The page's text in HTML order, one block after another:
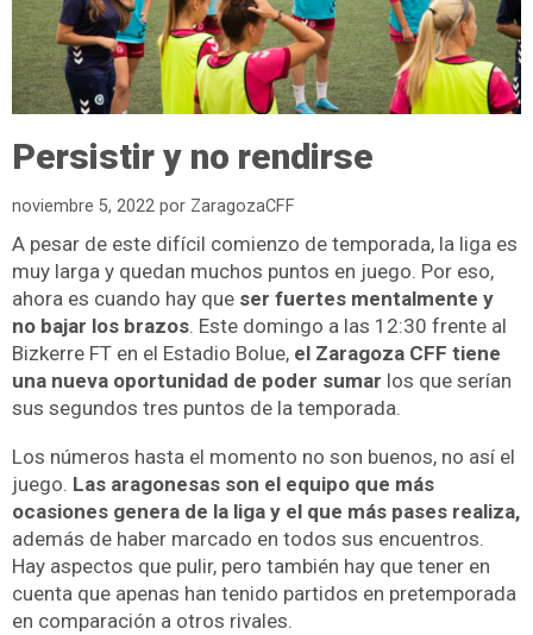
Persistir y no rendirse
noviembre 5, 2022 por ZaragozaCFF
A pesar de este difícil comienzo de temporada, la liga es
muy larga y quedan muchos puntos en juego. Por eso,
ahora es cuando hay que ser fuertes mentalmente y
no bajar los brazos. Este domingo a las 12:30 frente al
Bizkerre FT en el Estadio Bolue, el Zaragoza CFF tiene
una nueva oportunidad de poder sumar los que serían
sus segundos tres puntos de la temporada.
Los números hasta el momento no son buenos, no así el
juego. Las aragonesas son el equipo que más
ocasiones genera de la liga y el que más pases realiza,
además de haber marcado en todos sus encuentros.
Hay aspectos que pulir, pero también hay que tener en
cuenta que apenas han tenido partidos en pretemporada
en comparación a otros rivales.